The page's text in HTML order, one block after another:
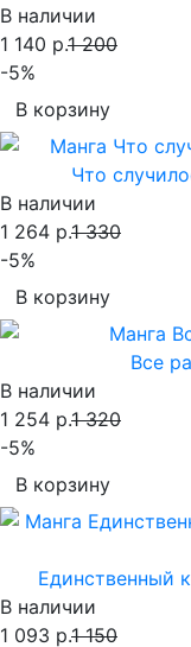
В наличии
1 140 р.1 200
-5%
В корзину
Что
В наличии
1 264 р.1 330
-5%
В корзину
Все
В наличии
1 254 р.1 320
-5%
В корзину
Единственный
В наличии
1 093 р.1 150